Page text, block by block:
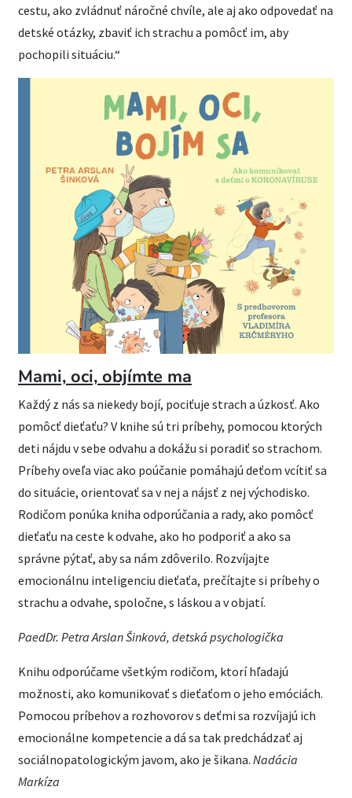
cestu, ako zvládnuť náročné chvíle, ale aj ako odpovedať na
detské otázky, zbaviť ich strachu a pomôcť im, aby
pochopili situáciu.“
Mami, oci, objímte ma
Každý z nás sa niekedy bojí, pociťuje strach a úzkosť. Ako
pomôcť dieťaťu? V knihe sú tri príbehy, pomocou ktorých
deti nájdu v sebe odvahu a dokážu si poradiť so strachom.
Príbehy oveľa viac ako poúčanie pomáhajú deťom vcítiť sa
do situácie, orientovať sa v nej a nájsť z nej východisko.
Rodičom ponúka kniha odporúčania a rady, ako pomôcť
dieťaťu na ceste k odvahe, ako ho podporiť a ako sa
správne pýtať, aby sa nám zdôverilo. Rozvíjajte
emocionálnu inteligenciu dieťaťa, prečítajte si príbehy o
strachu a odvahe, spoločne, s láskou a v objatí.
PaedDr. Petra Arslan Šinková, detská psychologička
Knihu odporúčame všetkým rodičom, ktorí hľadajú
možnosti, ako komunikovať s dieťaťom o jeho emóciách.
Pomocou príbehov a rozhovorov s deťmi sa rozvíjajú ich
emocionálne kompetencie a dá sa tak predchádzať aj
sociálnopatologickým javom, ako je šikana. Nadácia
Markíza